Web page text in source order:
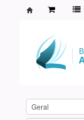
Agamenon
Magalhães